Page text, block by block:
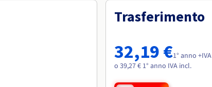
Trasferimento
32,19 €1° anno +IVA
o 39,27 € 1° anno IVA incl.